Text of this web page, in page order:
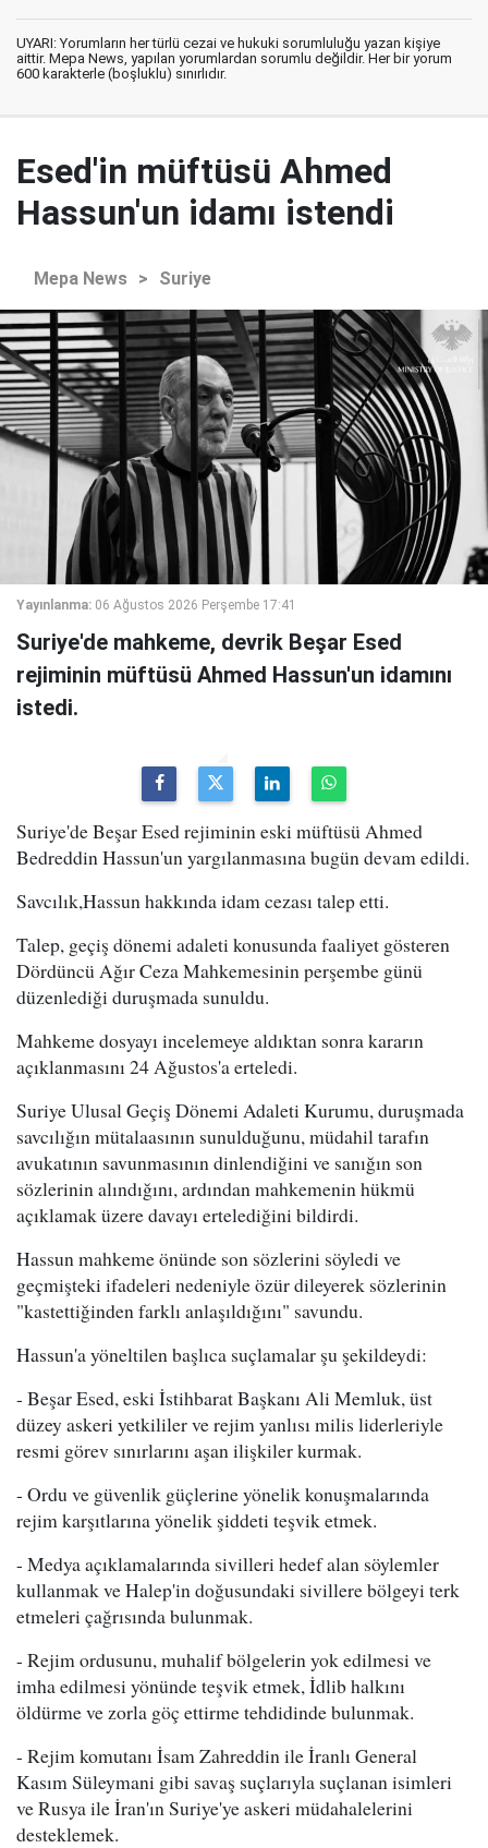
UYARI: Yorumların her türlü cezai ve hukuki sorumluluğu yazan kişiye
aittir. Mepa News, yapılan yorumlardan sorumlu değildir. Her bir yorum
600 karakterle (boşluklu) sınırlıdır.
Esed'in müftüsü Ahmed
Hassun'un idamı istendi
Mepa News > Suriye
Yayınlanma: 06 Ağustos 2026 Perşembe 17:41
Suriye'de mahkeme, devrik Beşar Esed
rejiminin müftüsü Ahmed Hassun'un idamını
istedi.
Suriye'de Beşar Esed rejiminin eski müftüsü Ahmed
Bedreddin Hassun'un yargılanmasına bugün devam edildi.
Savcılık,Hassun hakkında idam cezası talep etti.
Talep, geçiş dönemi adaleti konusunda faaliyet gösteren
Dördüncü Ağır Ceza Mahkemesinin perşembe günü
düzenlediği duruşmada sunuldu.
Mahkeme dosyayı incelemeye aldıktan sonra kararın
açıklanmasını 24 Ağustos'a erteledi.
Suriye Ulusal Geçiş Dönemi Adaleti Kurumu, duruşmada
savcılığın mütalaasının sunulduğunu, müdahil tarafın
avukatının savunmasının dinlendiğini ve sanığın son
sözlerinin alındığını, ardından mahkemenin hükmü
açıklamak üzere davayı ertelediğini bildirdi.
Hassun mahkeme önünde son sözlerini söyledi ve
geçmişteki ifadeleri nedeniyle özür dileyerek sözlerinin
"kastettiğinden farklı anlaşıldığını" savundu.
Hassun'a yöneltilen başlıca suçlamalar şu şekildeydi:
- Beşar Esed, eski İstihbarat Başkanı Ali Memluk, üst
düzey askeri yetkililer ve rejim yanlısı milis liderleriyle
resmi görev sınırlarını aşan ilişkiler kurmak.
- Ordu ve güvenlik güçlerine yönelik konuşmalarında
rejim karşıtlarına yönelik şiddeti teşvik etmek.
- Medya açıklamalarında sivilleri hedef alan söylemler
kullanmak ve Halep'in doğusundaki sivillere bölgeyi terk
etmeleri çağrısında bulunmak.
- Rejim ordusunu, muhalif bölgelerin yok edilmesi ve
imha edilmesi yönünde teşvik etmek, İdlib halkını
öldürme ve zorla göç ettirme tehdidinde bulunmak.
- Rejim komutanı İsam Zahreddin ile İranlı General
Kasım Süleymani gibi savaş suçlarıyla suçlanan isimleri
ve Rusya ile İran'ın Suriye'ye askeri müdahalelerini
desteklemek.